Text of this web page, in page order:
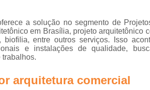
Design Biofílico
Design Biofílico
Projeto
a solução no segmento de
em Brasília, projeto arquitetônico
biofilia, entre outros serviços. Isso
e instalações de qualidade,
trabalhos.
arquitetura comercial